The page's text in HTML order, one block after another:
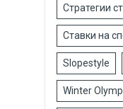
Стратегии
Ставки на
Slopestyle
Winter